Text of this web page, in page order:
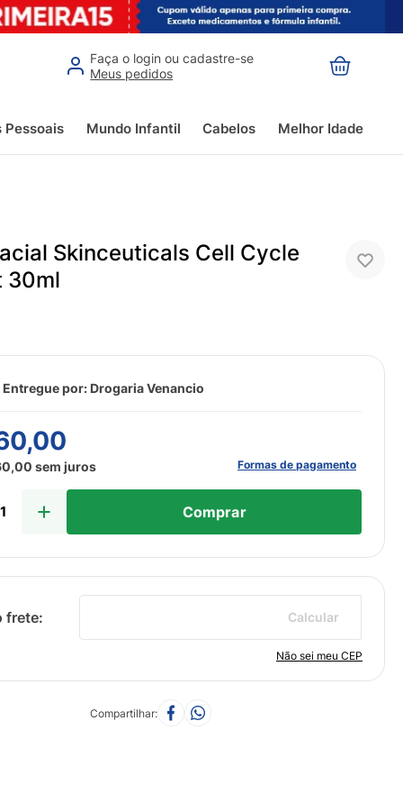
Faça o login ou cadastre-se
Meus pedidos
Pessoais Mundo Infantil Cabelos Melhor Idade
Skinceuticals Cell Cycle
30ml
Entregue por: Drogaria Venancio
,00
,00 sem juros Formas de pagamento
Comprar
Não sei meu CEP
Calcular
Compartilhar